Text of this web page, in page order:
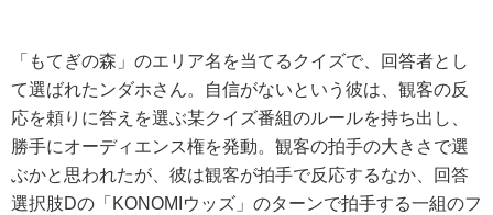
「もてぎの森」のエリア名を当てるクイズで、回答者とし
て選ばれたンダホさん。自信がないという彼は、観客の反
応を頼りに答えを選ぶ某クイズ番組のルールを持ち出し、
勝手にオーディエンス権を発動。観客の拍手の大きさで選
ぶかと思われたが、彼は観客が拍手で反応するなか、回答
選択肢Dの「KONOMIウッズ」のターンで拍手する一組のフ